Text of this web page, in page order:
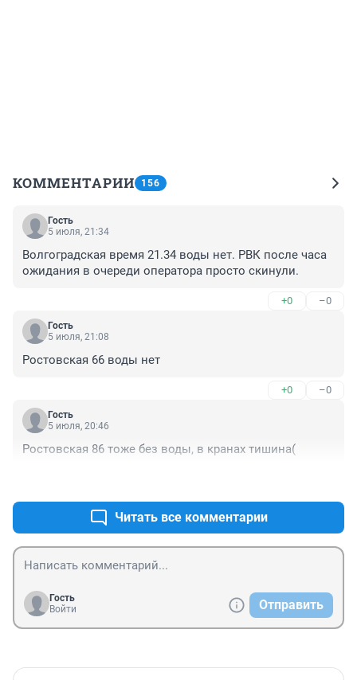
КОММЕНТАРИИ 156
Гость
5 июля, 21:34
Волгоградская время 21.34 воды нет. РВК после часа
ожидания в очереди оператора просто скинули.
+0 –0
Гость
5 июля, 21:08
Ростовская 66 воды нет
+0 –0
Гость
5 июля, 20:46
Ростовская 86 тоже без воды, в кранах тишина(
Читать все комментарии
Гость
Войти
Отправить